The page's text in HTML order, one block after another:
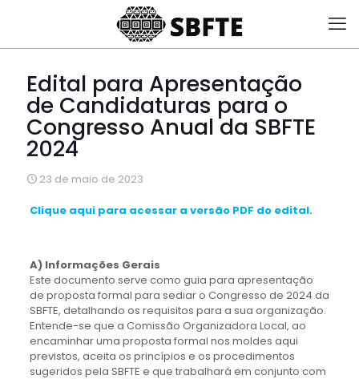
Edital para Apresentação
de Candidaturas para o
Congresso Anual da SBFTE
2024
23 de maio de 2023
Clique aqui para acessar a versão PDF do edital.
A) Informações Gerais
Este documento serve como guia para apresentação
de proposta formal para sediar o Congresso de 2024 da
SBFTE, detalhando os requisitos para a sua organização.
Entende-se que a Comissão Organizadora Local, ao
encaminhar uma proposta formal nos moldes aqui
previstos, aceita os princípios e os procedimentos
sugeridos pela SBFTE e que trabalhará em conjunto com